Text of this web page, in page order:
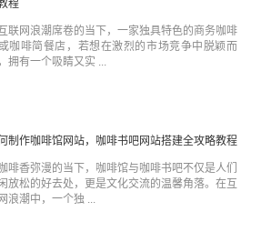
程
联网浪潮席卷的当下，一家独具特色的商务咖啡
咖啡简餐店，若想在激烈的市场竞争中脱颖而
拥有一个吸睛又实 ...
制作咖啡馆网站，咖啡书吧网站搭建全攻略教程
啡香弥漫的当下，咖啡馆与咖啡书吧不仅是人们
放松的好去处，更是文化交流的温馨角落。在互
浪潮中，一个独 ...